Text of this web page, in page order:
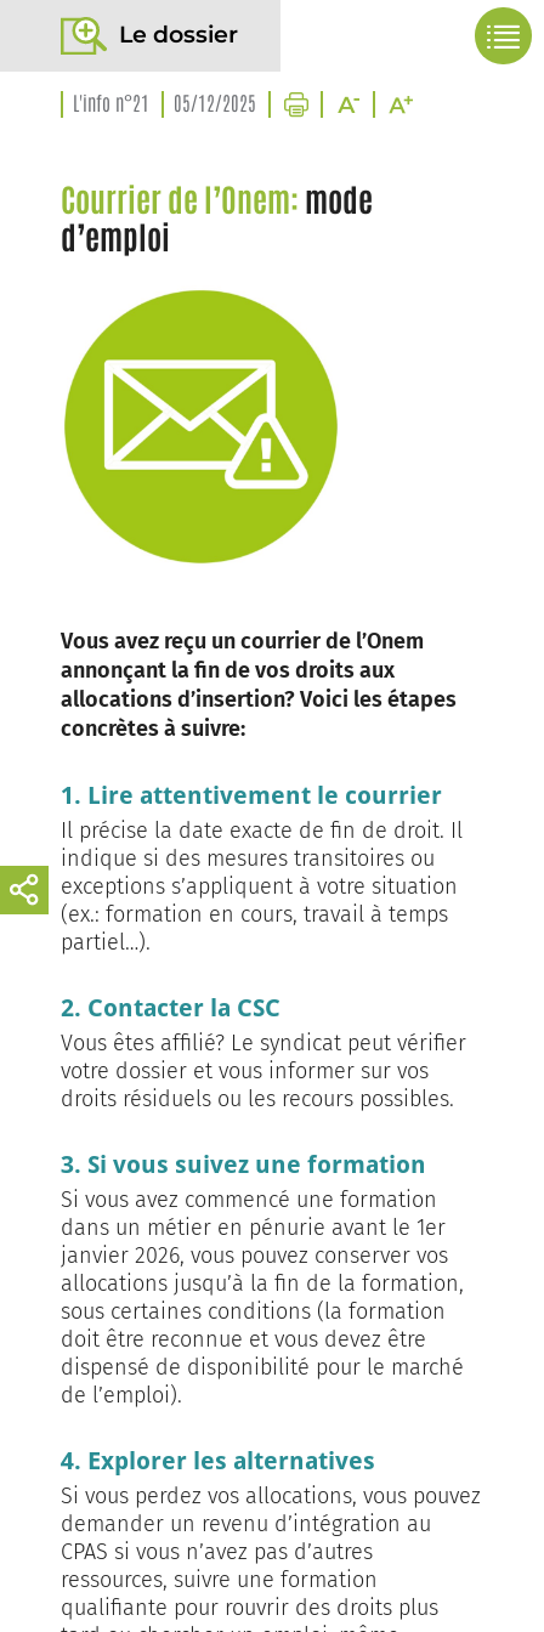
Le dossier
L'info n°21 05/12/2025
Courrier de l’Onem: mode
d’emploi
Vous avez reçu un courrier de l’Onem
annonçant la fin de vos droits aux
allocations d’insertion? Voici les étapes
concrètes à suivre:
1. Lire attentivement le courrier
Il précise la date exacte de fin de droit. Il
indique si des mesures transitoires ou
exceptions s’appliquent à votre situation
(ex.: formation en cours, travail à temps
partiel…).
2. Contacter la CSC
Vous êtes affilié? Le syndicat peut vérifier
votre dossier et vous informer sur vos
droits résiduels ou les recours possibles.
3. Si vous suivez une formation
Si vous avez commencé une formation
dans un métier en pénurie avant le 1er
janvier 2026, vous pouvez conserver vos
allocations jusqu’à la fin de la formation,
sous certaines conditions (la formation
doit être reconnue et vous devez être
dispensé de disponibilité pour le marché
de l’emploi).
4. Explorer les alternatives
Si vous perdez vos allocations, vous pouvez
demander un revenu d’intégration au
CPAS si vous n’avez pas d’autres
ressources, suivre une formation
qualifiante pour rouvrir des droits plus